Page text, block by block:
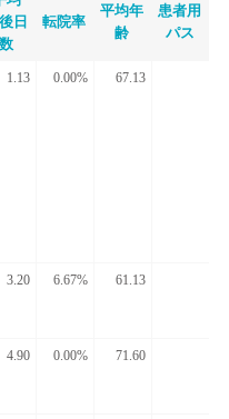
日
数
転院率
平均年
齢
患者用
パス
1.13 0.00% 67.13
3.20 6.67% 61.13
4.90 0.00% 71.60